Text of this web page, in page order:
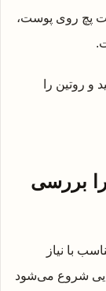
پچ روی پوست،
و روتین را
بررسی
با نیاز
شروع می‌شود